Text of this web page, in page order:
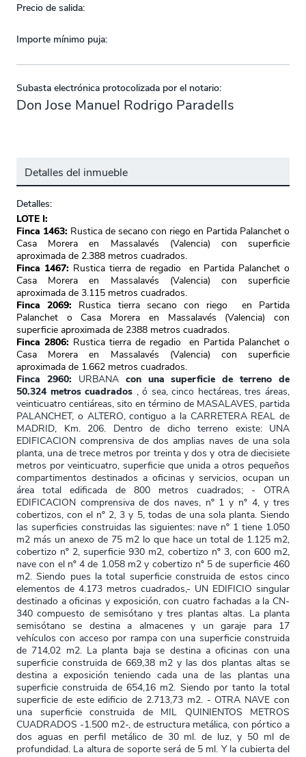
Precio de salida:
Importe mínimo puja:
Subasta electrónica protocolizada por el notario:
Don Jose Manuel Rodrigo Paradells
Detalles del inmueble
Detalles:
LOTE I:
Finca 1463: Rustica de secano con riego en Partida Palanchet o
Casa Morera en Massalavés (Valencia) con superficie
aproximada de 2.388 metros cuadrados.
Finca 1467: Rustica tierra de regadio en Partida Palanchet o
Casa Morera en Massalavés (Valencia) con superficie
aproximada de 3.115 metros cuadrados.
Finca 2069: Rustica tierra secano con riego en Partida
Palanchet o Casa Morera en Massalavés (Valencia) con
superficie aproximada de 2388 metros cuadrados.
Finca 2806: Rustica tierra de regadio en Partida Palanchet o
Casa Morera en Massalavés (Valencia) con superficie
aproximada de 1.662 metros cuadrados.
Finca 2960: URBANA con una superficie de terreno de
50.324 metros cuadrados , ó sea, cinco hectáreas, tres áreas,
veinticuatro centiáreas, sito en término de MASALAVES, partida
PALANCHET, o ALTERO, contiguo a la CARRETERA REAL de
MADRID, Km. 206. Dentro de dicho terreno existe: UNA
EDIFICACION comprensiva de dos amplias naves de una sola
planta, una de trece metros por treinta y dos y otra de diecisiete
metros por veinticuatro, superficie que unida a otros pequeños
compartimentos destinados a oficinas y servicios, ocupan un
área total edificada de 800 metros cuadrados; - OTRA
EDIFICACION comprensiva de dos naves, nº 1 y nº 4, y tres
cobertizos, con el nº 2, 3 y 5, todas de una sola planta. Siendo
las superficies construidas las siguientes: nave nº 1 tiene 1.050
m2 más un anexo de 75 m2 lo que hace un total de 1.125 m2,
cobertizo nº 2, superficie 930 m2, cobertizo nº 3, con 600 m2,
nave con el nº 4 de 1.058 m2 y cobertizo nº 5 de superficie 460
m2. Siendo pues la total superficie construida de estos cinco
elementos de 4.173 metros cuadrados,- UN EDIFICIO singular
destinado a oficinas y exposición, con cuatro fachadas a la CN-
340 compuesto de semisótano y tres plantas altas. La planta
semisótano se destina a almacenes y un garaje para 17
vehículos con acceso por rampa con una superficie construida
de 714,02 m2. La planta baja se destina a oficinas con una
superficie construida de 669,38 m2 y las dos plantas altas se
destina a exposición teniendo cada una de las plantas una
superficie construida de 654,16 m2. Siendo por tanto la total
superficie de este edificio de 2.713,73 m2. - OTRA NAVE con
una superficie construida de MIL QUINIENTOS METROS
CUADRADOS -1.500 m2-, de estructura metálica, con pórtico a
dos aguas en perfil metálico de 30 ml. de luz, y 50 ml de
profundidad. La altura de soporte será de 5 ml. Y la cubierta del